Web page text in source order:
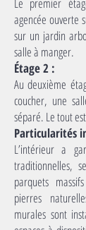
agencée ouverte
sur un jardin
salle à manger.
Étage 2 :
Au deuxième
coucher, une
séparé. Le tout
Particularités
L’intérieur a
traditionnelles,
parquets
pierres
murales sont